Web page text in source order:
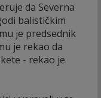
da Severna
balističkim
je predsednik
je rekao da
- rekao je